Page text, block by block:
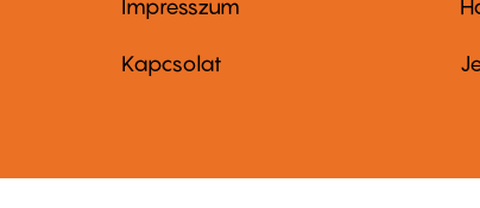
Footer
menu
Impresszum
Kapcsolat